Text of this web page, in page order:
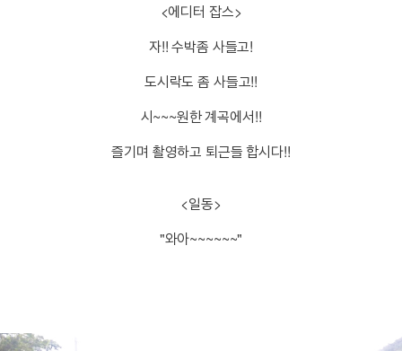
<에디터 잡스>
자!! 수박좀 사들고!
도시락도 좀 사들고!!
시~~~원한 계곡에서!!
즐기며 촬영하고 퇴근들 합시다!!
<일동>
"와아~~~~~~"